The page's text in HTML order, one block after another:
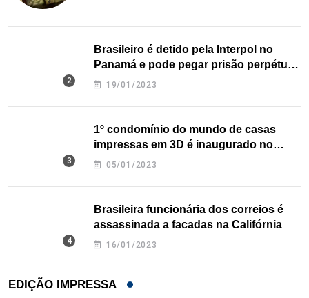
Brasileiro é detido pela Interpol no
Panamá e pode pegar prisão perpétua
nos EUA
19/01/2023
1º condomínio do mundo de casas
impressas em 3D é inaugurado no
Texas
05/01/2023
Brasileira funcionária dos correios é
assassinada a facadas na Califórnia
16/01/2023
EDIÇÃO IMPRESSA